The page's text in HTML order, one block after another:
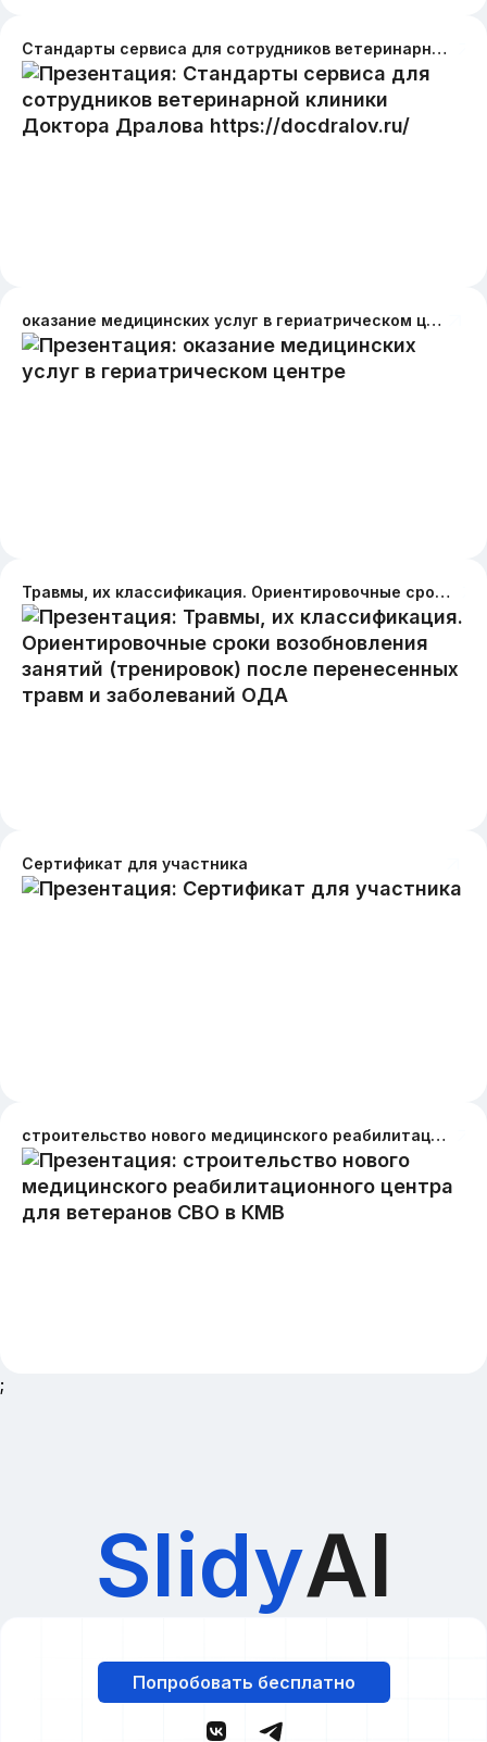
Стандарты сервиса для сотрудников ветеринарной клиники Доктора Дралова https://docdralov.ru/
оказание медицинских услуг в гериатрическом центре
Травмы, их классификация. Ориентировочные сроки возобновления занятий (тренировок) после перенесенных травм и заболеваний ОДА
Сертификат для участника
строительство нового медицинского реабилитационного центра для ветеранов СВО в КМВ
;
SlidyAI
Попробовать бесплатно